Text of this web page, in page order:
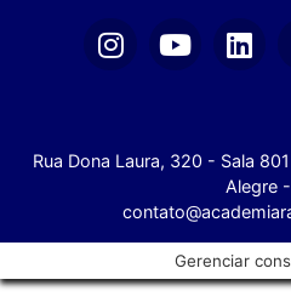
Rua Dona Laura, 320 - Sala
Alegre
Gerenciar